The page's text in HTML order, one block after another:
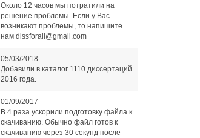
Около 12 часов мы потратили на
решение проблемы. Если у Вас
возникают проблемы, то напишите
нам dissforall@gmail.com
05/03/2018
Добавили в каталог 1110 диссертаций
2016 года.
01/09/2017
В 4 раза ускорили подготовку файла к
скачиванию. Обычно файл готов к
скачиванию через 30 секунд после